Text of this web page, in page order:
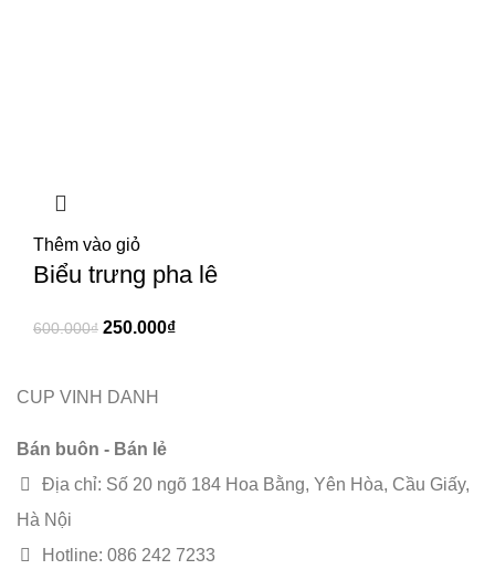
Thêm vào giỏ
Biểu trưng pha lê
600.000₫ 250.000₫
CUP VINH DANH
Bán buôn - Bán lẻ
Địa chỉ: Số 20 ngõ 184 Hoa Bằng, Yên Hòa, Cầu Giấy,
Hà Nội
Hotline: 086 242 7233